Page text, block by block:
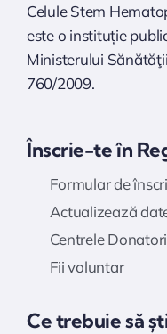
Celule Stem
este o instituție
Ministerului
760/2009.
Înscrie-te în
Formular de
Actualizează
Centrele
Fii voluntar
Ce trebuie să